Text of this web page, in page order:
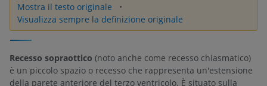
Mostra il testo originale
Visualizza sempre la definizione originale
Recesso sopraottico (noto anche come recesso chiasmatico)
è un piccolo spazio o recesso che rappresenta un'estensione
della parete anteriore del terzo ventricolo. È situato sulla